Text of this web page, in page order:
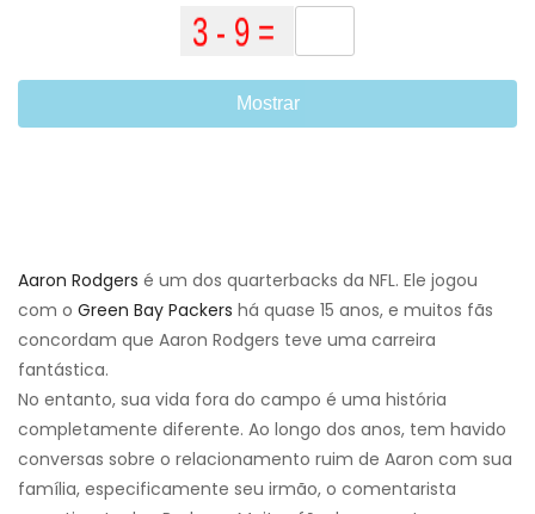
Mostrar
Aaron Rodgers é um dos quarterbacks da NFL. Ele jogou
com o Green Bay Packers há quase 15 anos, e muitos fãs
concordam que Aaron Rodgers teve uma carreira
fantástica.
No entanto, sua vida fora do campo é uma história
completamente diferente. Ao longo dos anos, tem havido
conversas sobre o relacionamento ruim de Aaron com sua
família, especificamente seu irmão, o comentarista